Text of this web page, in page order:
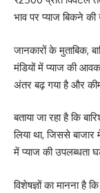
भाव पर प्याज बिकने
जानकारों के मुताबिक,
मंडियों में प्याज की
अंतर बढ़ गया है और
बताया जा रहा है कि
लिया था, जिससे बाजार
में प्याज की उपलब्धता
विशेषज्ञों का मानना